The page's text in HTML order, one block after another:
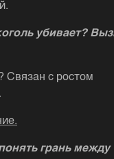
убивает?
Связан с ростом
грань между